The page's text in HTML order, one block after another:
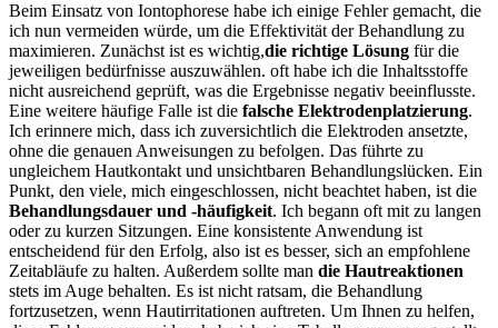
Beim Einsatz von ‍Iontophorese habe ich einige Fehler ⁣gemacht, die
ich nun ⁢vermeiden würde, um die Effektivität der Behandlung zu
⁤maximieren. Zunächst‌ ist es⁣ wichtig,die richtige Lösung für‌ die‌
jeweiligen ⁤bedürfnisse auszuwählen. oft habe ich die Inhaltsstoffe​
nicht ausreichend⁢ geprüft, was die Ergebnisse negativ ⁤beeinflusste.
Eine weitere ‌häufige Falle‌ ist die falsche Elektrodenplatzierung.
Ich erinnere mich, dass ich ⁣zuversichtlich⁣ die Elektroden ⁢ansetzte,
ohne die⁤ genauen ‌Anweisungen zu befolgen. Das führte ⁢zu
⁤ungleichem Hautkontakt und unsichtbaren Behandlungslücken. Ein⁢
Punkt, den​ viele, mich eingeschlossen, nicht beachtet haben, ‌ist die‌
Behandlungsdauer und‍ -häufigkeit. Ich begann oft mit zu langen⁢
oder⁣ zu‌ kurzen ⁤Sitzungen. Eine konsistente Anwendung ist
⁤entscheidend für ⁢den Erfolg, also ist es besser, ⁣sich ⁣an empfohlene
Zeitabläufe‌ zu ‍halten. Außerdem sollte⁤ man die Hautreaktionen
stets im Auge‌ behalten. Es ist nicht ratsam, die Behandlung
fortzusetzen, wenn Hautirritationen auftreten. Um Ihnen zu ⁤helfen,